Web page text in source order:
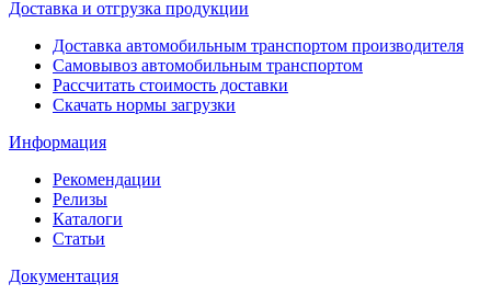
Доставка и отгрузка продукции
Доставка автомобильным транспортом производителя
Самовывоз автомобильным транспортом
Рассчитать стоимость доставки
Скачать нормы загрузки
Информация
Рекомендации
Релизы
Каталоги
Статьи
Документация